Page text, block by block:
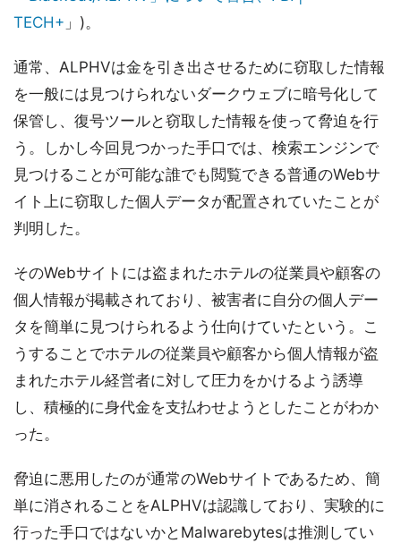
TECH+ 」)。
通常、ALPHVは金を引き出させるために窃取した情報
を一般には見つけられないダークウェブに暗号化して
保管し、復号ツールと窃取した情報を使って脅迫を行
う。しかし今回見つかった手口では、検索エンジンで
見つけることが可能な誰でも閲覧できる普通のWebサ
イト上に窃取した個人データが配置されていたことが
判明した。
そのWebサイトには盗まれたホテルの従業員や顧客の
個人情報が掲載されており、被害者に自分の個人デー
タを簡単に見つけられるよう仕向けていたという。こ
うすることでホテルの従業員や顧客から個人情報が盗
まれたホテル経営者に対して圧力をかけるよう誘導
し、積極的に身代金を支払わせようとしたことがわか
った。
脅迫に悪用したのが通常のWebサイトであるため、簡
単に消されることをALPHVは認識しており、実験的に
行った手口ではないかとMalwarebytesは推測してい